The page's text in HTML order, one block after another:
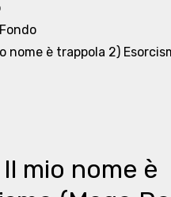
| Fondo
nome è trappola 2)
mio nome è